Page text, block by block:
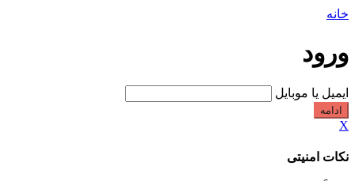
خانه
ورود
ایمیل یا موبایل
ادامه
X
نکات امنیتی